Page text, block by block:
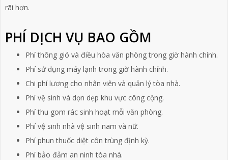
rãi hơn.
PHÍ DỊCH VỤ BAO GỒM
Phí thông gió và điều hòa văn phòng trong giờ hành chính.
Phí sử dụng máy lạnh trong giờ hành chính.
Chi phí lương cho nhân viên và quản lý tòa nhà.
Phí vệ sinh và dọn dẹp khu vực công cộng.
Phí thu gom rác sinh hoạt mỗi văn phòng.
Phí vệ sinh nhà vệ sinh nam và nữ.
Phí phun thuốc diệt côn trùng định kỳ.
Phí bảo đảm an ninh tòa nhà.